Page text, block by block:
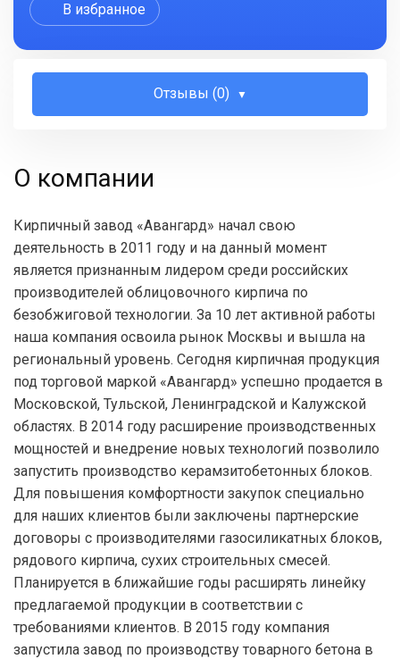
В избранное
Отзывы (0)
О компании
Кирпичный завод «Авангард» начал свою
деятельность в 2011 году и на данный момент
является признанным лидером среди российских
производителей облицовочного кирпича по
безобжиговой технологии. За 10 лет активной работы
наша компания освоила рынок Москвы и вышла на
региональный уровень. Сегодня кирпичная продукция
под торговой маркой «Авангард» успешно продается в
Московской, Тульской, Ленинградской и Калужской
областях. В 2014 году расширение производственных
мощностей и внедрение новых технологий позволило
запустить производство керамзитобетонных блоков.
Для повышения комфортности закупок специально
для наших клиентов были заключены партнерские
договоры с производителями газосиликатных блоков,
рядового кирпича, сухих строительных смесей.
Планируется в ближайшие годы расширять линейку
предлагаемой продукции в соответствии с
требованиями клиентов. В 2015 году компания
запустила завод по производству товарного бетона в